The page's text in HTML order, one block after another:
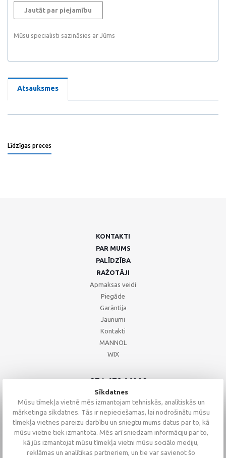
Jautāt par piejamību
Mūsu specialisti sazināsies ar Jūms
Atsauksmes
Līdzīgas preces
KONTAKTI
PAR MUMS
PALĪDZĪBA
RAŽOTĀJI
Apmaksas veidi
Piegāde
Garāntija
Jaunumi
Kontakti
MANNOL
WIX
+371 67244008
+371 67271055
+371 26002793
Sīkdatnes
Mūsu tīmekļa vietnē mēs izmantojam tehniskās, analītiskās un
mārketinga sīkdatnes. Tās ir nepieciešamas, lai nodrošinātu mūsu
tīmekļa vietnes pareizu darbību un sniegtu mums datus par to, kā
mūsu vietne tiek izmantota. Mēs arī sniedzam informāciju par to,
kā jūs izmantojat mūsu tīmekļa vietni mūsu sociālo mediju,
reklāmas un analītikas partneriem, un tie var savienot šo